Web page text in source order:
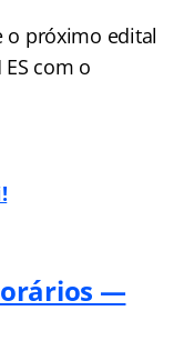
o próximo edital
com o
—